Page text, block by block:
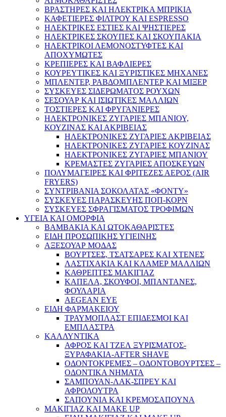
ΒΡΑΣΤΗΡΕΣ ΚΑΙ ΗΛΕΚΤΡΙΚΑ ΜΠΡΙΚΙΑ
ΚΑΦΕΤΙΕΡΕΣ ΦΙΛΤΡΟΥ ΚΑΙ ESPRESSO
ΗΛΕΚΤΡΙΚΕΣ ΕΣΤΙΕΣ ΚΑΙ ΨΗΣΤΙΕΡΕΣ
ΗΛΕΚΤΡΙΚΕΣ ΣΚΟΥΠΕΣ ΚΑΙ ΣΚΟΥΠΑΚΙΑ
ΗΛΕΚΤΡΙΚΟΙ ΛΕΜΟΝΟΣΤΥΦΤΕΣ ΚΑΙ
ΑΠΟΧΥΜΩΤΕΣ
ΚΡΕΠΙΕΡΕΣ ΚΑΙ ΒΑΦΛΙΕΡΕΣ
ΚΟΥΡΕΥΤΙΚΕΣ ΚΑΙ ΞΥΡΙΣΤΙΚΕΣ ΜΗΧΑΝΕΣ
ΜΠΛΕΝΤΕΡ, ΡΑΒΔΟΜΠΛΕΝΤΕΡ ΚΑΙ ΜΙΞΕΡ
ΣΥΣΚΕΥΕΣ ΣΙΔΕΡΩΜΑΤΟΣ ΡΟΥΧΩΝ
ΣΕΣΟΥΑΡ ΚΑΙ ΙΣΙΩΤΙΚΕΣ ΜΑΛΛΙΩΝ
ΤΟΣΤΙΕΡΕΣ ΚΑΙ ΦΡΥΓΑΝΙΕΡΕΣ
ΗΛΕΚΤΡΟΝΙΚΕΣ ΖΥΓΑΡΙΕΣ ΜΠΑΝΙΟΥ,
ΚΟΥΖΙΝΑΣ ΚΑΙ ΑΚΡΙΒΕΙΑΣ
ΗΛΕΚΤΡΟΝΙΚΕΣ ΖΥΓΑΡΙΕΣ ΑΚΡΙΒΕΙΑΣ
ΗΛΕΚΤΡΟΝΙΚΕΣ ΖΥΓΑΡΙΕΣ ΚΟΥΖΙΝΑΣ
ΗΛΕΚΤΡΟΝΙΚΕΣ ΖΥΓΑΡΙΕΣ ΜΠΑΝΙΟΥ
ΚΡΕΜΑΣΤΕΣ ΖΥΓΑΡΙΕΣ ΑΠΟΣΚΕΥΩΝ
ΠΟΛΥΜΑΓΕΙΡΕΣ ΚΑΙ ΦΡΙΤΕΖΕΣ ΑΕΡΟΣ (AIR
FRYERS)
ΣΥΝΤΡΙΒΑΝΙΑ ΣΟΚΟΛΑΤΑΣ «ΦΟΝΤΥ»
ΣΥΣΚΕΥΕΣ ΠΑΡΑΣΚΕΥΗΣ ΠΟΠ-ΚΟΡΝ
ΣΥΣΚΕΥΕΣ ΣΦΡΑΓΙΣΜΑΤΟΣ ΤΡΟΦΙΜΩΝ
ΥΓΕΙΑ ΚΑΙ ΟΜΟΡΦΙΑ
ΒΑΜΒΑΚΙΑ ΚΑΙ ΩΤΟΚΑΘΑΡΙΣΤΕΣ
ΕΙΔΗ ΠΡΟΣΩΠΙΚΗΣ ΥΓΙΕΙΝΗΣ
ΑΞΕΣΟΥΑΡ ΜΟΔΑΣ
ΒΟΥΡΤΣΕΣ, ΤΣΑΤΣΑΡΕΣ ΚΑΙ ΧΤΕΝΕΣ
ΛΑΣΤΙΧΑΚΙΑ ΚΑΙ ΚΛΑΜΕΡ ΜΑΛΛΙΩΝ
ΚΑΘΡΕΠΤΕΣ ΜΑΚΙΓΙΑΖ
ΚΑΠΕΛΑ, ΣΚΟΥΦΟΙ, ΜΠΑΝΤΑΝΕΣ,
ΦΟΥΛΑΡΙΑ
AEGEAN EYE
ΕΙΔΗ ΦΑΡΜΑΚΕΙΟΥ
ΤΡΑΥΜΟΠΛΑΣΤ ΕΠΙΔΕΣΜΟΙ ΚΑΙ
ΕΜΠΛΑΣΤΡΑ
ΚΑΛΛΥΝΤΙΚΑ
ΑΦΡΟΣ ΚΑΙ ΤΖΕΛ ΞΥΡΙΣΜΑΤΟΣ-
ΞΥΡΑΦΑΚΙΑ-AFTER SHAVE
ΟΔΟΝΤΟΚΡΕΜΕΣ – ΟΔΟΝΤΟΒΟΥΡΤΣΕΣ –
ΟΔΟΝΤΙΚΑ ΝΗΜΑΤΑ
ΣΑΜΠΟΥΑΝ-ΛΑΚ-ΣΠΡΕΥ ΚΑΙ
ΑΦΡΟΛΟΥΤΡΑ
ΣΑΠΟΥΝΙΑ ΚΑΙ ΚΡΕΜΟΣΑΠΟΥΝΑ
ΜΑΚΙΓΙΑΖ ΚΑΙ MAKE UP